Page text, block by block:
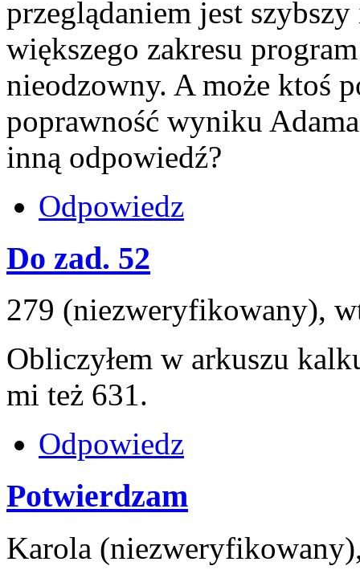
przeglądaniem jest
większego zakresu
nieodzowny. A może ktoś
poprawność wyniku
inną odpowiedź?
Odpowiedz
Do zad. 52
279 (niezweryfikowany),
Obliczyłem w arkuszu
mi też 631.
Odpowiedz
Potwierdzam
Karola